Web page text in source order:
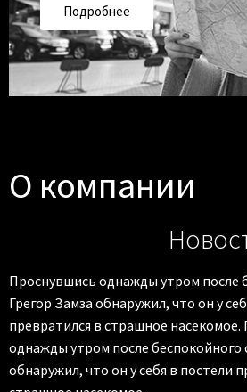
Подробнее
О компании
Проснувшись однажды утром после
Грегор Замза обнаружил, что он у
превратился в страшное
однажды утром после беспокойного
обнаружил, что он у себя в постели